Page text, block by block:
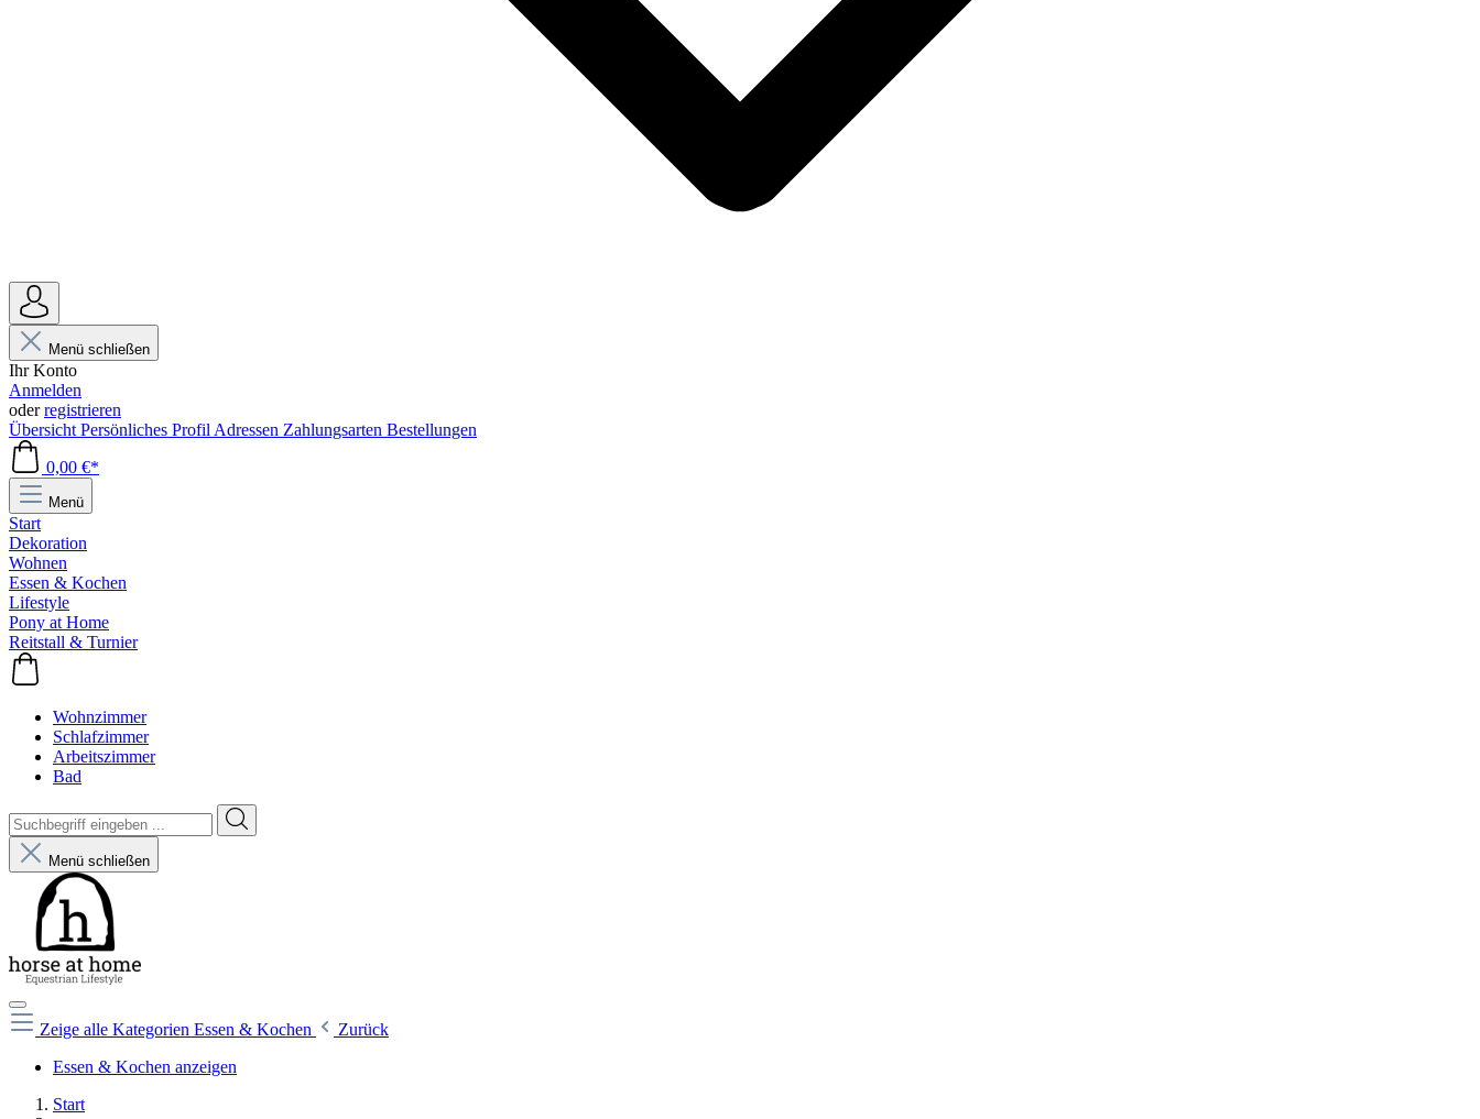
Menü schließen
Ihr Konto
Anmelden
oderregistrieren
Übersicht Persönliches Profil Adressen Zahlungsarten Bestellungen
0,00 €*
Menü
Start
Dekoration
Wohnen
Essen & Kochen
Lifestyle
Pony at Home
Reitstall & Turnier
Wohnzimmer
Schlafzimmer
Arbeitszimmer
Bad
Menü schließen
Zeige alle Kategorien Essen & Kochen
Zurück
Essen & Kochen anzeigen
Start